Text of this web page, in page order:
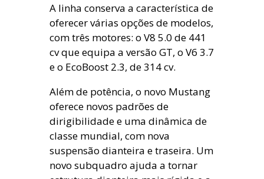
A linha conserva a característica de
oferecer várias opções de modelos,
com três motores: o V8 5.0 de 441
cv que equipa a versão GT, o V6 3.7
e o EcoBoost 2.3, de 314 cv.
Além de potência, o novo Mustang
oferece novos padrões de
dirigibilidade e uma dinâmica de
classe mundial, com nova
suspensão dianteira e traseira. Um
novo subquadro ajuda a tornar